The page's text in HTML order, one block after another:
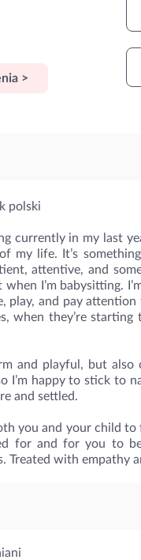
>
polski
currently in my last
my life. It’s
attentive, and
when I’m babysitting.
play, and pay
when they’re
and playful, but
I’m happy to stick to
and settled.
you and your child
for and for you to
Treated with empathy